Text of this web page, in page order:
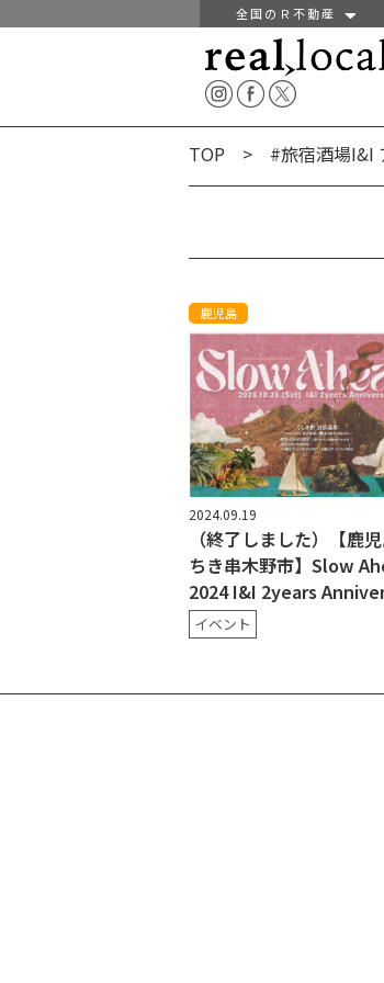
全国のＲ不動産
TOP > #旅宿酒場I&I
鹿児島
2024.09.19
（終了しました）【鹿
ちき串木野市】Slow
2024 I&I 2years
イベント